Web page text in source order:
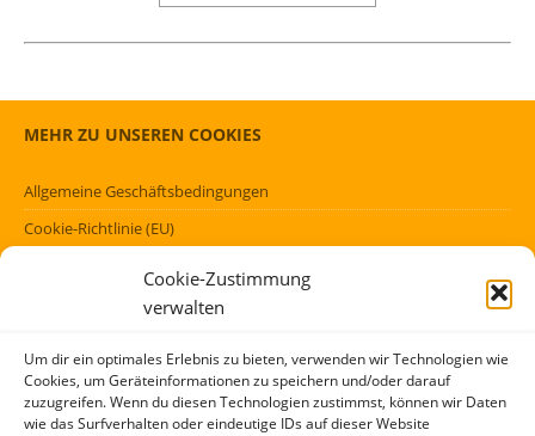
Cookie-Zustimmung
verwalten
Um dir ein optimales Erlebnis zu bieten, verwenden wir Technologien wie
Cookies, um Geräteinformationen zu speichern und/oder darauf
zuzugreifen. Wenn du diesen Technologien zustimmst, können wir Daten
wie das Surfverhalten oder eindeutige IDs auf dieser Website
MEHR ZU UNSEREN COOKIES
Allgemeine Geschäftsbedingungen
Cookie-Richtlinie (EU)
FÖRMLICHES